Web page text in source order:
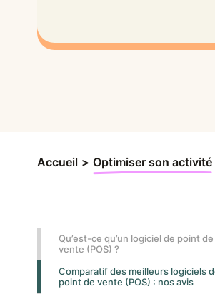
Accueil > Optimiser son activité
Qu’est-ce qu’un logiciel de point de
vente (POS) ?
Comparatif des meilleurs logiciels
point de vente (POS) : nos avis